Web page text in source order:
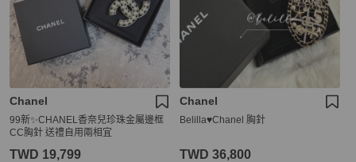
Chanel
99新✨CHANEL香奈兒珍珠金屬邊框
CC胸針 送禮自用兩相宜
TWD 19,799
Chanel
Belilla♥️Chanel 胸針
TWD 36,800